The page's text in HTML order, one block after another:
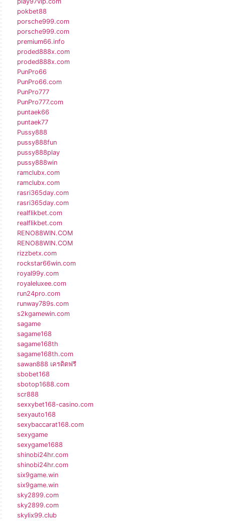
pokbet88
porsche999.com
porsche999.com
premium66.info
proded888x.com
proded888x.com
PunPro66
PunPro66.com
PunPro777
PunPro777.com
puntaek66
puntaek77
Pussy888
pussy888fun
pussy888play
pussy888win
ramclubx.com
ramclubx.com
rasri365day.com
rasri365day.com
realflikbet.com
realflikbet.com
RENO88WIN.COM
RENO88WIN.COM
rizzbetx.com
rockstar66win.com
royal99y.com
royaleluxee.com
run24pro.com
runway789s.com
s2kgamewin.com
sagame
sagame168
sagame168th
sagame168th.com
sawan888 เครดิตฟรี
sbobet168
sbotop1688.com
scr888
sexxybet168-casino.com
sexyauto168
sexybaccarat168.com
sexygame
sexygame1688
shinobi24hr.com
shinobi24hr.com
six9game.win
six9game.win
sky2899.com
sky2899.com
skylix99.club